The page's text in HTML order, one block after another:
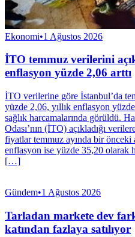
Ekonomi•1 Ağustos 2026
İTO temmuz verilerini
enflasyon yüzde 2,06 arttı
İTO verilerine göre İstanbul’da
yüzde 2,06, yıllık enflasyon
sağlık harcamalarında görüldü.
Odası’nın (İTO) açıkladığı
fiyatlar temmuz ayında bir önceki
enflasyon ise yüzde 35,20 olarak
[…]
Gündem•1 Ağustos 2026
Tarladan markete dev
katından fazlaya satılıyor